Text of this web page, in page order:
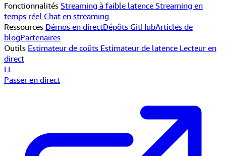
Fonctionnalités Streaming à faible latence Streaming en
temps réel Chat en streaming
Ressources Démos en directDépôts GitHubArticles de
blogPartenaires
Outils Estimateur de coûts Estimateur de latence Lecteur en
direct
LL
Passer en direct